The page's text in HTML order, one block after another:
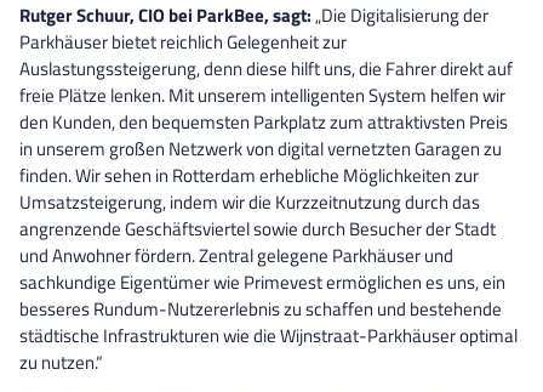
Rutger Schuur, CIO bei ParkBee, sagt:„Die Digitalisierung der
Parkhäuser bietet reichlich Gelegenheit zur
Auslastungssteigerung, denn diese hilft uns, die Fahrer direkt auf
freie Plätze lenken. Mit unserem intelligenten System helfen wir
den Kunden, den bequemsten Parkplatz zum attraktivsten Preis
in unserem großen Netzwerk von digital vernetzten Garagen zu
finden. Wir sehen in Rotterdam erhebliche Möglichkeiten zur
Umsatzsteigerung, indem wir die Kurzzeitnutzung durch das
angrenzende Geschäftsviertel sowie durch Besucher der Stadt
und Anwohner fördern. Zentral gelegene Parkhäuser und
sachkundige Eigentümer wie Primevest ermöglichen es uns, ein
besseres Rundum-Nutzererlebnis zu schaffen und bestehende
städtische Infrastrukturen wie die Wijnstraat-Parkhäuser optimal
zu nutzen.“